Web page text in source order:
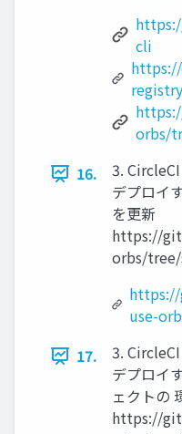
cli
orbs/
16.
3.
デプロイ
を更新
https://
orbs/
use-
17.
3.
デプロイ
ェクトの
https://